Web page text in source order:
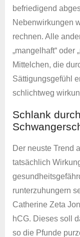
befriedigend
Nebenwirkungen
rechnen. Alle
„mangelhaft“ oder
Mittelchen, die
Sättigungsgefühl
schlichtweg
Schlank
Der neuste Trend
tatsächlich
runterzuhungern
Catherine Zeta
hCG. Dieses soll
so die Pfunde